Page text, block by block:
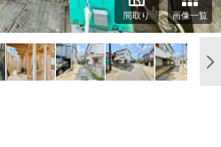
間取り 画像一覧